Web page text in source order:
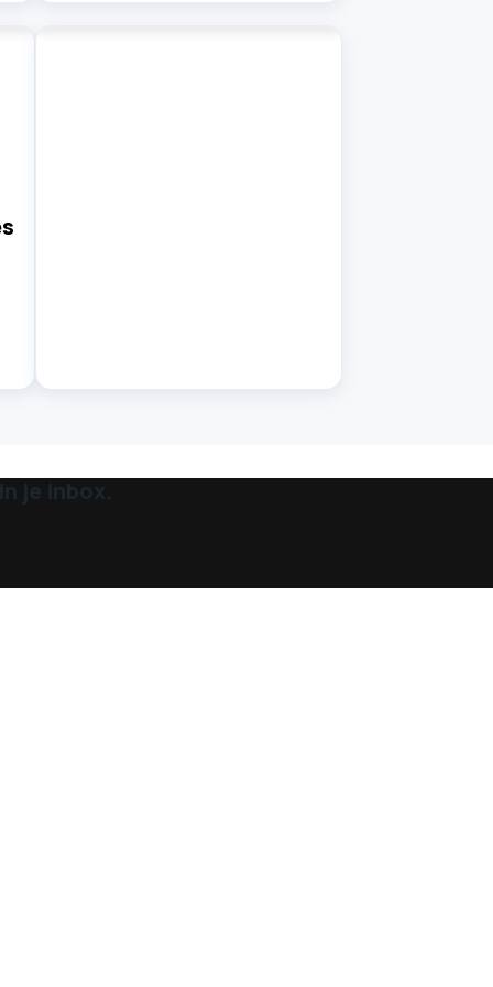
je inbox.